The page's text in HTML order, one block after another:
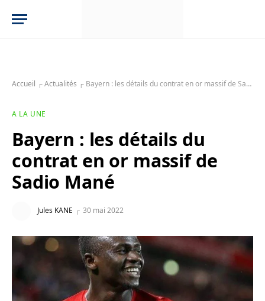
Accueil ┌Actualités ┌ Bayern : les détails du contrat en or massif de Sadio Mané
A LA UNE
Bayern : les détails du
contrat en or massif de
Sadio Mané
Jules KANE 30 mai 2022